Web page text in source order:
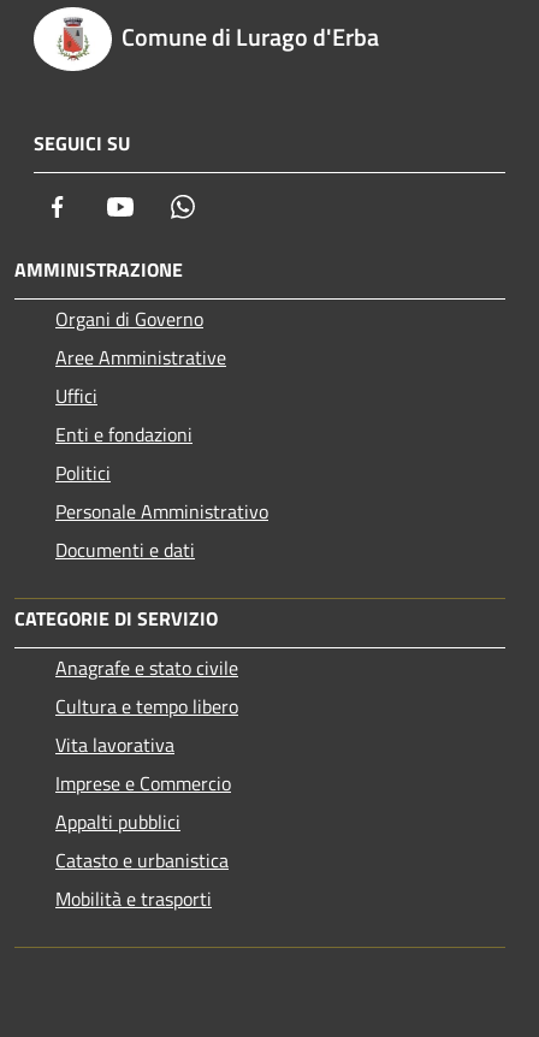
Comune di Lurago d'Erba
SEGUICI SU
Facebook Youtube
AMMINISTRAZIONE
Organi di Governo
Aree Amministrative
Uffici
Enti e fondazioni
Politici
Personale Amministrativo
Documenti e dati
CATEGORIE DI SERVIZIO
Anagrafe e stato civile
Cultura e tempo libero
Vita lavorativa
Imprese e Commercio
Appalti pubblici
Catasto e urbanistica
Mobilità e trasporti